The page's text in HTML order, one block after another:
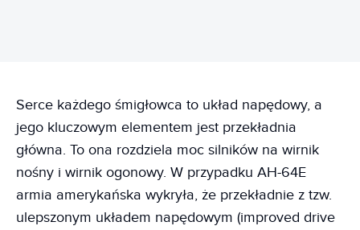
Serce każdego śmigłowca to układ napędowy, a
jego kluczowym elementem jest przekładnia
główna. To ona rozdziela moc silników na wirnik
nośny i wirnik ogonowy. W przypadku AH-64E
armia amerykańska wykryła, że przekładnie z tzw.
ulepszonym układem napędowym (improved drive